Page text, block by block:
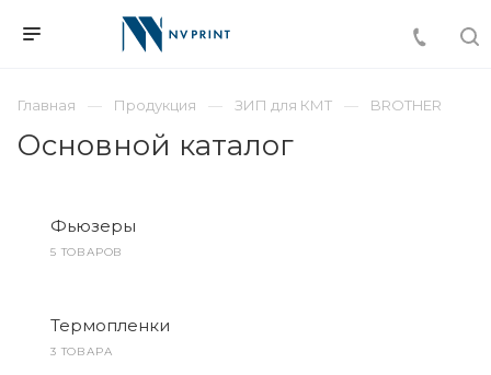
Главная Продукция ЗИП для КМТ BROTHER
Основной каталог
Фьюзеры
5 ТОВАРОВ
Термопленки
3 ТОВАРА